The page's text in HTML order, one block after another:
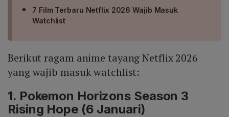
7 Film Terbaru Netflix 2026 Wajib Masuk
Watchlist
Berikut ragam anime tayang Netflix 2026
yang wajib masuk watchlist:
1. Pokemon Horizons Season 3
Rising Hope (6 Januari)